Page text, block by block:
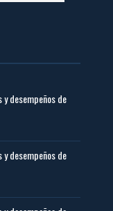
desempeños de
desempeños de